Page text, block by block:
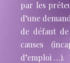
par les
d’une
de défaut
causes
d’emploi …).